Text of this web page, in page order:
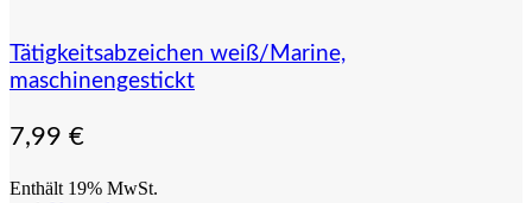
Tätigkeitsabzeichen weiß/Marine,
maschinengestickt
7,99 €
Enthält 19% MwSt.